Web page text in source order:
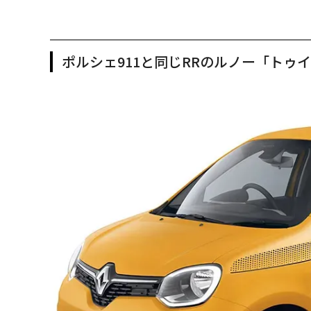
ポルシェ911と同じRRのルノー「トゥ